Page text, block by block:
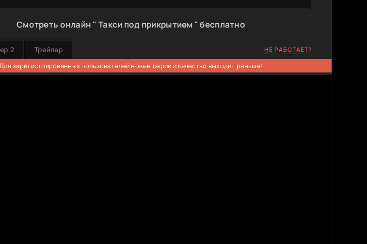
Смотреть онлайн " Такси под прикрытием " бесплатно
2 Трейлер НЕ РАБОТАЕТ?
зарегистрированных пользователей новые серии и качество выходит раньше!